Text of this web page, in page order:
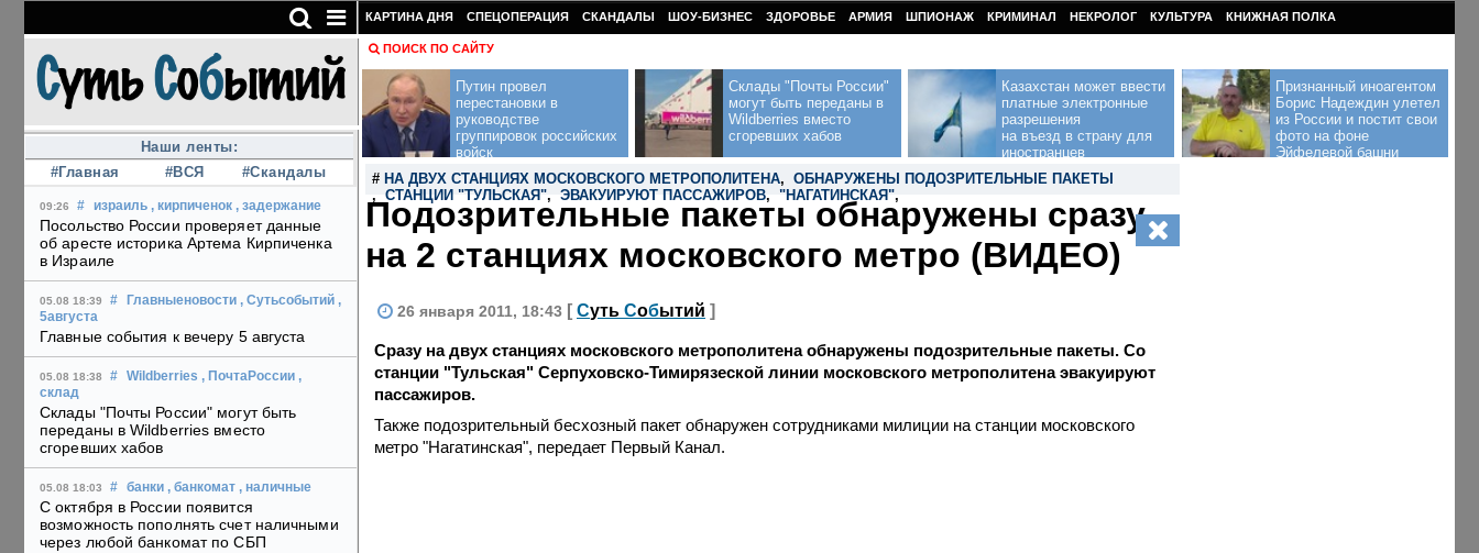
Наши ленты:
#Главная
#ВСЯ #Скандалы
09:26 # израиль , кирпиченок , задержание
Посольство России проверяет данные
об аресте историка Артема Кирпиченка
в Израиле
05.08 18:39 # Главныеновости , Сутьсобытий ,
5августа
Главные события к вечеру 5 августа
05.08 18:38 # Wildberries , ПочтаРоссии ,
склад
Склады "Почты России" могут быть
переданы в Wildberries вместо
сгоревших хабов
05.08 18:03 # банки , банкомат , наличные
С октября в России появится
возможность пополнять счет наличными
через любой банкомат по СБП
КАРТИНА ДНЯ СПЕЦОПЕРАЦИЯ СКАНДАЛЫ ШОУ-БИЗНЕС ЗДОРОВЬЕ АРМИЯ ШПИОНАЖ КРИМИНАЛ НЕКРОЛОГ КУЛЬТУРА КНИЖНАЯ ПОЛКА
ПОИСК ПО САЙТУ
Путин провел
перестановки в
руководстве
группировок российских
войск
Склады "Почты России"
могут быть переданы в
Wildberries вместо
сгоревших хабов
Казахстан может ввести
платные электронные
разрешения
на въезд в страну для
иностранцев
Признанный иноагентом
Борис Надеждин улетел
из России и постит свои
фото на фоне
Эйфелевой башни
# НА ДВУХ СТАНЦИЯХ МОСКОВСКОГО МЕТРОПОЛИТЕНА, ОБНАРУЖЕНЫ ПОДОЗРИТЕЛЬНЫЕ ПАКЕТЫ
, СТАНЦИИ "ТУЛЬСКАЯ", ЭВАКУИРУЮТ ПАССАЖИРОВ, "НАГАТИНСКАЯ",
Подозрительные пакеты обнаружены сразу
на 2 станциях московского метро (ВИДЕО)
26 января 2011, 18:43 [ Суть Событий ]
Сразу на двух станциях московского метрополитена обнаружены подозрительные пакеты. Со
станции "Тульская" Серпуховско-Тимирязеской линии московского метрополитена эвакуируют
пассажиров.
Также подозрительный бесхозный пакет обнаружен сотрудниками милиции на станции московского
метро "Нагатинская", передает Первый Канал.